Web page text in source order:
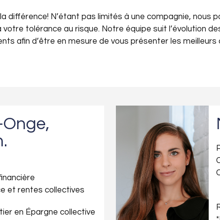
différence! N’étant pas limités à une compagnie, nous
tolérance au risque. Notre équipe suit l’évolution
afin d’être en mesure de vous présenter les meilleurs
et rentes collectives
en Épargne collective